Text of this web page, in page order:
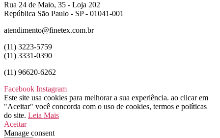
Rua 24 de Maio, 35 - Loja 202
República São Paulo - SP - 01041-001
atendimento@finetex.com.br
(11) 3223-5759
(11) 3331-0390
(11) 96620-6262
Facebook Instagram
Este site usa cookies para melhorar a sua experiência. ao clicar em
"Aceitar" você concorda com o uso de cookies, termos e políticas
do site. Leia Mais
Aceitar
Manage consent